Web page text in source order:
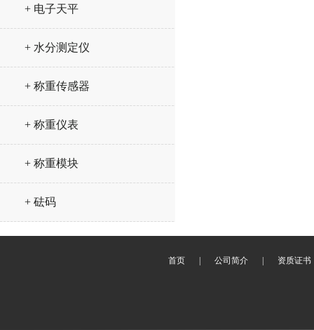
+ 电子天平
+ 水分测定仪
+ 称重传感器
+ 称重仪表
+ 称重模块
+ 砝码
首页 公司简介 资质证书